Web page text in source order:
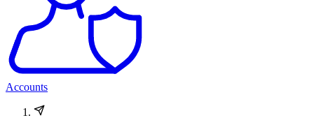
Accounts